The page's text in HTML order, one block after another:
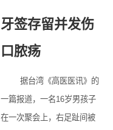
牙签存留并发伤
口脓疡
据台湾《高医医讯》的
一篇报道，一名16岁男孩子
在一次聚会上，右足趾间被